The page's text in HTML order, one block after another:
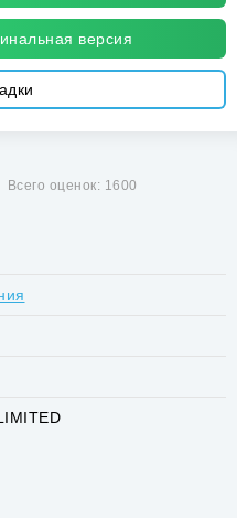
версия
Всего оценок: 1600